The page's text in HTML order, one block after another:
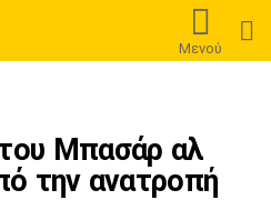
Μενού
Μπασάρ αλ
την ανατροπή